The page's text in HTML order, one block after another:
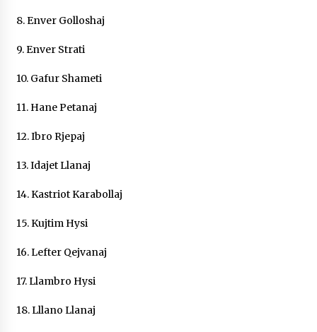
8. Enver Golloshaj
9. Enver Strati
10. Gafur Shameti
11. Hane Petanaj
12. Ibro Rjepaj
13. Idajet Llanaj
14. Kastriot Karabollaj
15. Kujtim Hysi
16. Lefter Qejvanaj
17. Llambro Hysi
18. Lllano Llanaj